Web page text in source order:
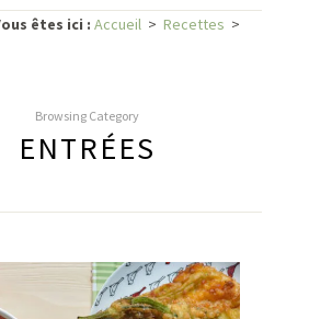
êtes ici : Accueil >Recettes >
Browsing Category
ENTRÉES